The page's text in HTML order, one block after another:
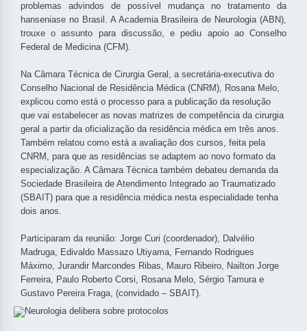
problemas advindos de possível mudança no tratamento da
hanseniase no Brasil. A Academia Brasileira de Neurologia (ABN),
trouxe o assunto para discussão, e pediu apoio ao Conselho
Federal de Medicina (CFM).
Na Câmara Técnica de Cirurgia Geral, a secretária-executiva do
Conselho Nacional de Residência Médica (CNRM), Rosana Melo,
explicou como está o processo para a publicação da resolução
que vai estabelecer as novas matrizes de competência da cirurgia
geral a partir da oficialização da residência médica em três anos.
Também relatou como está a avaliação dos cursos, feita pela
CNRM, para que as residências se adaptem ao novo formato da
especialização. A Câmara Técnica também debateu demanda da
Sociedade Brasileira de Atendimento Integrado ao Traumatizado
(SBAIT) para que a residência médica nesta especialidade tenha
dois anos.
Participaram da reunião: Jorge Curi (coordenador), Dalvélio
Madruga, Edivaldo Massazo Utiyama, Fernando Rodrigues
Máximo, Jurandir Marcondes Ribas, Mauro Ribeiro, Nailton Jorge
Ferreira, Paulo Roberto Corsi, Rosana Melo, Sérgio Tamura e
Gustavo Pereira Fraga, (convidado – SBAIT).